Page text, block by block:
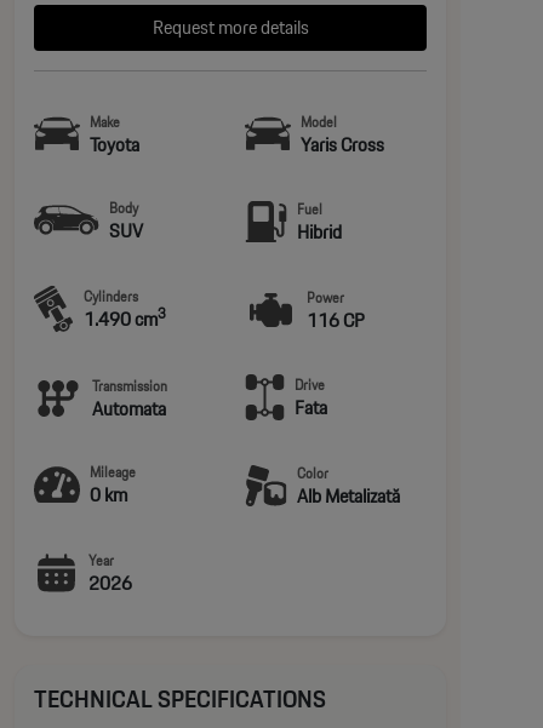
Request more details
Make
Toyota
Model
Yaris Cross
Body
SUV
Fuel
Hibrid
Cylinders
1.490 cm3
Power
116 CP
Transmission
Automata
Drive
Fata
Mileage
0 km
Color
Alb Metalizată
Year
2026
TECHNICAL SPECIFICATIONS